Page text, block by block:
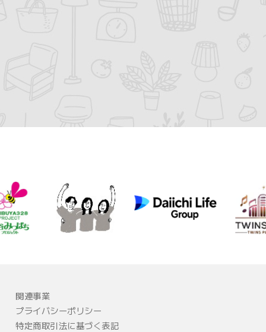
関連事業
プライバシーポリシー
特定商取引法に基づく表記